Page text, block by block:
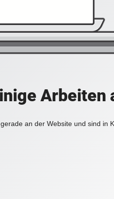
Arbeiten
an der Website und sind in